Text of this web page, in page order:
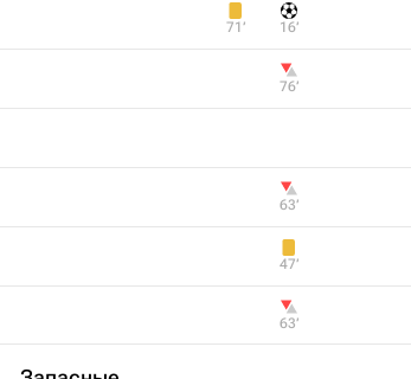
16‎’‎
71‎’‎
76‎’‎
63‎’‎
47‎’‎
63‎’‎